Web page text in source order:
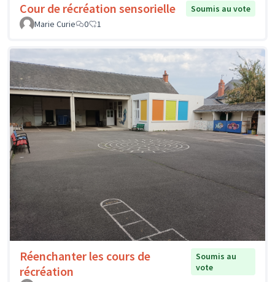
Cour de récréation sensorielle
Soumis au vote
Marie Curie
0 1
Réenchanter les cours de
récréation
Soumis au
vote